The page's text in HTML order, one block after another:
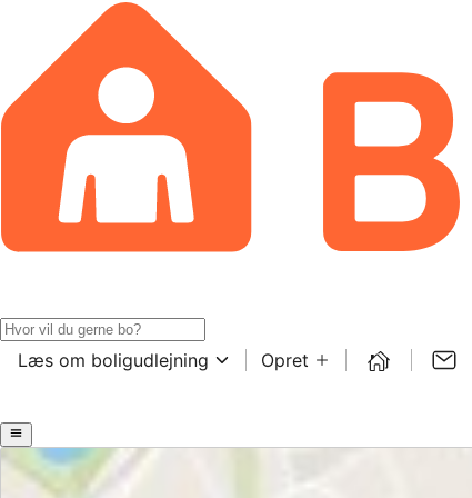
Læs om boligudlejning Opret